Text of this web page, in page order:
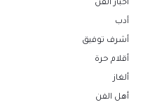
أخبار الفن
أدب
أشرف توفيق
أقلام حرة
ألغاز
أهل الفن